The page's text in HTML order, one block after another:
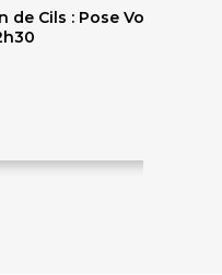
de Cils : Pose Volume